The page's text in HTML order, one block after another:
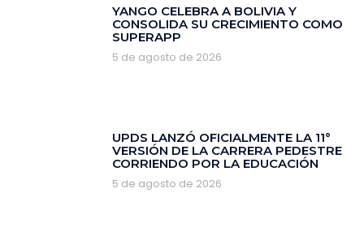
YANGO CELEBRA A BOLIVIA Y
CONSOLIDA SU CRECIMIENTO COMO
SUPERAPP
5 de agosto de 2026
‎UPDS LANZÓ OFICIALMENTE LA 11°
VERSIÓN DE LA CARRERA PEDESTRE
CORRIENDO POR LA EDUCACIÓN
5 de agosto de 2026